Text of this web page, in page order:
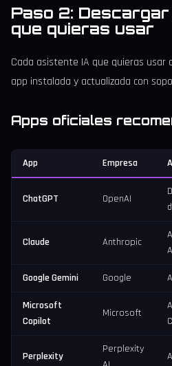
Paso 2:
que quieras usar
Cada asistente IA que quieras
app instalada y actualizada con
Apps oficiales
App Empresa
ChatGPT OpenAI
Claude Anthropic
Google Gemini Google
Microsoft
Copilot
Microsoft
Perplexity
Perplexity